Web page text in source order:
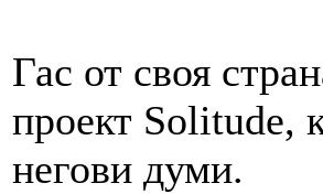
Гас от своя
проект Solitude,
негови думи.